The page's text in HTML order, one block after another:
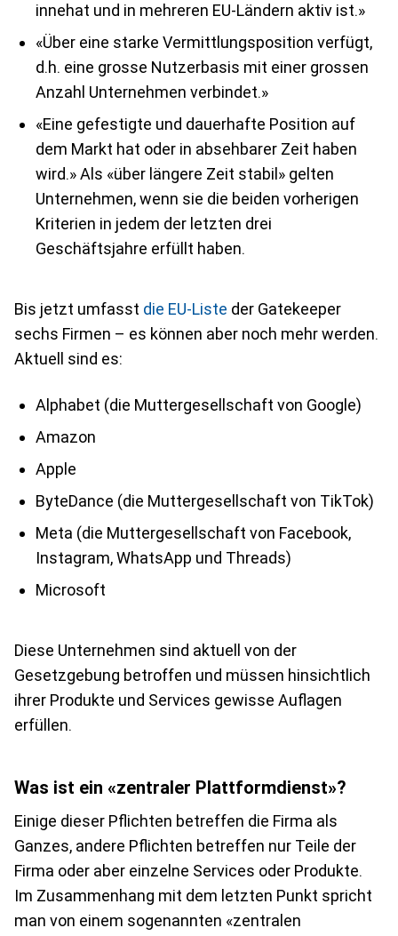
innehat und in mehreren EU-Ländern aktiv ist.»
«Über eine starke Vermittlungsposition verfügt,
d.h. eine grosse Nutzerbasis mit einer grossen
Anzahl Unternehmen verbindet.»
«Eine gefestigte und dauerhafte Position auf
dem Markt hat oder in absehbarer Zeit haben
wird.» Als «über längere Zeit stabil» gelten
Unternehmen, wenn sie die beiden vorherigen
Kriterien in jedem der letzten drei
Geschäftsjahre erfüllt haben.
Bis jetzt umfasst die EU-Liste der Gatekeeper
sechs Firmen – es können aber noch mehr werden.
Aktuell sind es:
Alphabet (die Muttergesellschaft von Google)
Amazon
Apple
ByteDance (die Muttergesellschaft von TikTok)
Meta (die Muttergesellschaft von Facebook,
Instagram, WhatsApp und Threads)
Microsoft
Diese Unternehmen sind aktuell von der
Gesetzgebung betroffen und müssen hinsichtlich
ihrer Produkte und Services gewisse Auflagen
erfüllen.
Was ist ein «zentraler Plattformdienst»?
Einige dieser Pflichten betreffen die Firma als
Ganzes, andere Pflichten betreffen nur Teile der
Firma oder aber einzelne Services oder Produkte.
Im Zusammenhang mit dem letzten Punkt spricht
man von einem sogenannten «zentralen